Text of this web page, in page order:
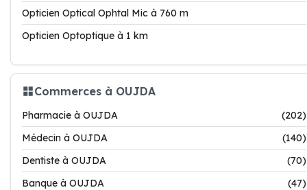
Opticien Optical Ophtal Mic à 760 m
Opticien Optoptique à 1 km
Commerces à OUJDA
Pharmacie à OUJDA
(202)
Médecin à OUJDA
(140)
Dentiste à OUJDA
(70)
Banque à OUJDA
(47)